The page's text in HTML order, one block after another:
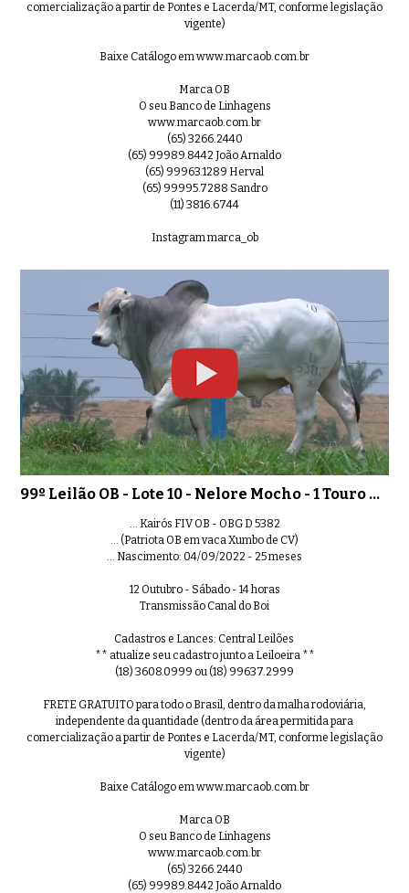
comercialização a partir de Pontes e Lacerda/MT, conforme legislação
vigente)
Baixe Catálogo em www.marcaob.com.br
Marca OB
O seu Banco de Linhagens
www.marcaob.com.br
(65) 3266.2440
(65) 99989.8442 João Arnaldo
(65) 99963.1289 Herval
(65) 99995.7288 Sandro
(11) 3816.6744
Instagram marca_ob
99º Leilão OB - Lote 10 - Nelore Mocho - 1 Touro PO Registrado
... Kairós FIV OB - OBG D 5382
... (Patriota OB em vaca Xumbo de CV)
... Nascimento: 04/09/2022 - 25 meses
12 Outubro - Sábado - 14 horas
Transmissão Canal do Boi
Cadastros e Lances: Central Leilões
** atualize seu cadastro junto a Leiloeira **
(18) 3608.0999 ou (18) 99637.2999
FRETE GRATUITO para todo o Brasil, dentro da malha rodoviária,
independente da quantidade (dentro da área permitida para
comercialização a partir de Pontes e Lacerda/MT, conforme legislação
vigente)
Baixe Catálogo em www.marcaob.com.br
Marca OB
O seu Banco de Linhagens
www.marcaob.com.br
(65) 3266.2440
(65) 99989.8442 João Arnaldo